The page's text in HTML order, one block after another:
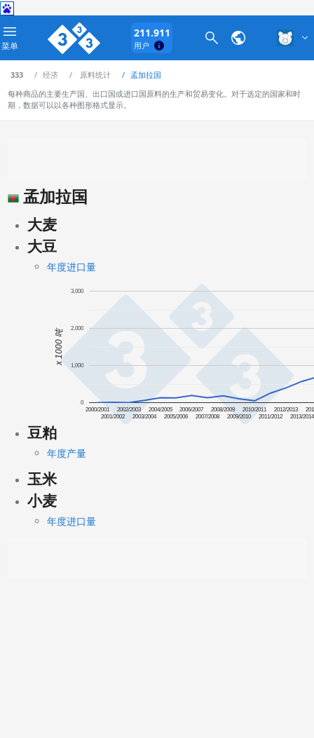
菜单
211.911
用户
333 经济 原料统计
孟加拉国
每种商品的主要生产国、出口国或进口国原料的生产和贸易变化。对于选定的国家和时
期，数据可以以各种图形格式显示。
孟加拉国
大麦
大豆
年度进口量
2000/2001
2001/2002
2002/2003
2003/2004
2004/2005
2005/2006
2006/2007
2007/2008
2008/2009
2009/2010
2010/2011
2011/2012
2012/2013
2013/2014
0
1,000
2,000
3,000
x 1000 吨
豆粕
年度产量
玉米
小麦
年度进口量